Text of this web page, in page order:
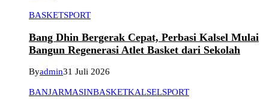
BASKETSPORT
Bang Dhin Bergerak Cepat, Perbasi Kalsel Mulai
Bangun Regenerasi Atlet Basket dari Sekolah
Byadmin31 Juli 2026
BANJARMASINBASKETKALSELSPORT